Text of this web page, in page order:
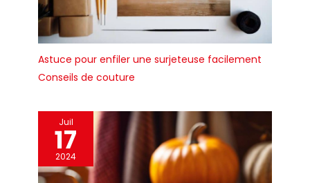
Astuce pour enfiler une surjeteuse facilement
Conseils de couture
Juil
17
2024